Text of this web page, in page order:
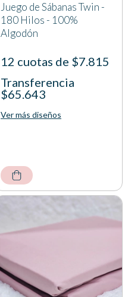
Juego de Sábanas Twin -
180 Hilos - 100%
Algodón
12 cuotas de $7.815
Transferencia
$65.643
Ver más diseños